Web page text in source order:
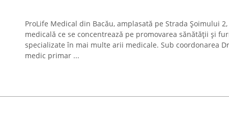
ProLife Medical din Bacău, amplasată pe Strada Șoimului
medicală ce se concentrează pe promovarea sănătății și
specializate în mai multe arii medicale. Sub coordonarea
medic primar ...